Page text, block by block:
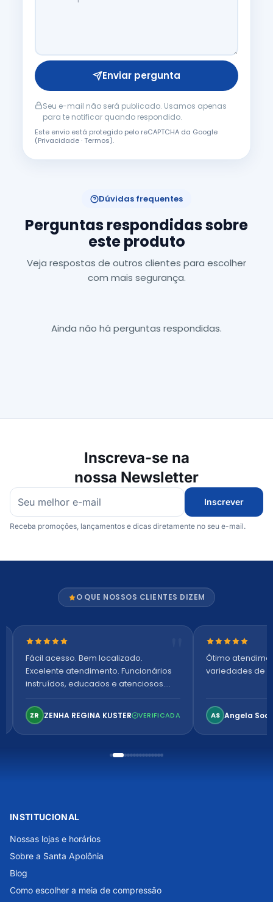
Enviar pergunta
Seu e-mail não será publicado. Usamos apenas
para te notificar quando respondido.
Este envio está protegido pelo reCAPTCHA da Google
(Privacidade·Termos).
Dúvidas frequentes
Perguntas respondidas sobre
este produto
Veja respostas de outros clientes para escolher
com mais segurança.
Ainda não há perguntas respondidas.
Inscreva-se na
nossa Newsletter
Inscrever
Receba promoções, lançamentos e dicas diretamente no seu e-mail.
O QUE NOSSOS CLIENTES DIZEM
Nota 5 de 5 estrelas
Fácil acesso. Bem localizado.
Excelente atendimento. Funcionários
instruídos, educados e atenciosos.
confortável. Perfeito!
ZR ZENHA REGINA KUSTER VERIFICADA
Nota 5 de 5
Ótimo
variedades de
AS Angela
INSTITUCIONAL
Nossas lojas e horários
Sobre a Santa Apolônia
Blog
Como escolher a meia de compressão